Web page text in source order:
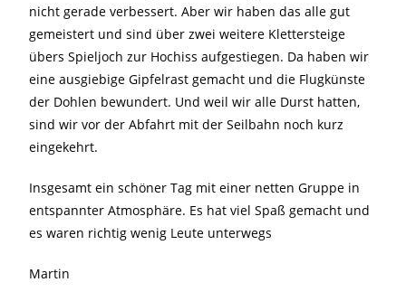
nicht gerade verbessert. Aber wir haben das alle gut
gemeistert und sind über zwei weitere Klettersteige
übers Spieljoch zur Hochiss aufgestiegen. Da haben wir
eine ausgiebige Gipfelrast gemacht und die Flugkünste
der Dohlen bewundert. Und weil wir alle Durst hatten,
sind wir vor der Abfahrt mit der Seilbahn noch kurz
eingekehrt.
Insgesamt ein schöner Tag mit einer netten Gruppe in
entspannter Atmosphäre. Es hat viel Spaß gemacht und
es waren richtig wenig Leute unterwegs
Martin